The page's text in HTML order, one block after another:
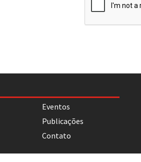
Eventos
Publicações
Contato